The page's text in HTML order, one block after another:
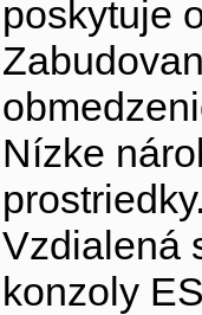
poskytuje
Nízke
prostriedky.
Vzdialená
konzoly